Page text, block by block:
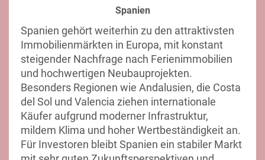
Spanien
Spanien gehört weiterhin zu den attraktivsten
Immobilienmärkten in Europa, mit konstant
steigender Nachfrage nach Ferienimmobilien
und hochwertigen Neubauprojekten.
Besonders Regionen wie Andalusien, die Costa
del Sol und Valencia ziehen internationale
Käufer aufgrund moderner Infrastruktur,
mildem Klima und hoher Wertbeständigkeit an.
Für Investoren bleibt Spanien ein stabiler Markt